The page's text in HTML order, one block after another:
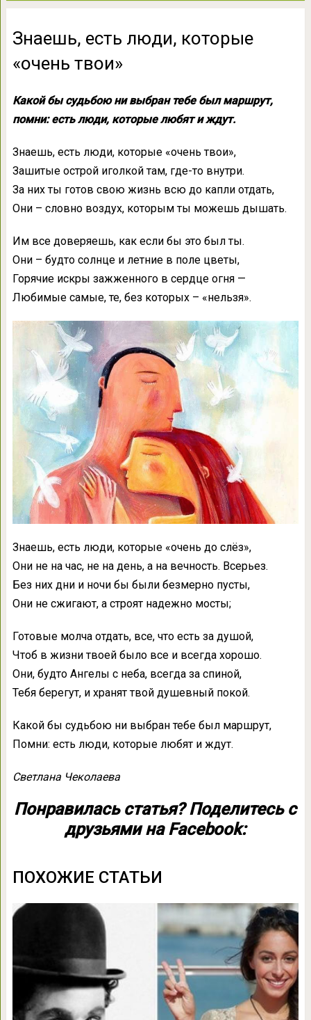
Знаешь, есть люди, которые
«очень твои»
Какой бы судьбою ни выбран тебе был маршрут,
помни: есть люди, которые любят и ждут.
Знаешь, есть люди, которые «очень твои»,
Зашитые острой иголкой там, где-то внутри.
За них ты готов свою жизнь всю до капли отдать,
Они – словно воздух, которым ты можешь дышать.
Им все доверяешь, как если бы это был ты.
Они – будто солнце и летние в поле цветы,
Горячие искры зажженного в сердце огня —
Любимые самые, те, без которых – «нельзя».
Знаешь, есть люди, которые «очень до слёз»,
Они не на час, не на день, а на вечность. Всерьез.
Без них дни и ночи бы были безмерно пусты,
Они не сжигают, а строят надежно мосты;
Готовые молча отдать, все, что есть за душой,
Чтоб в жизни твоей было все и всегда хорошо.
Они, будто Ангелы с неба, всегда за спиной,
Тебя берегут, и хранят твой душевный покой.
Какой бы судьбою ни выбран тебе был маршрут,
Помни: есть люди, которые любят и ждут.
Светлана Чеколаева
Понравилась статья? Поделитесь с
друзьями на Facebook:
ПОХОЖИЕ СТАТЬИ